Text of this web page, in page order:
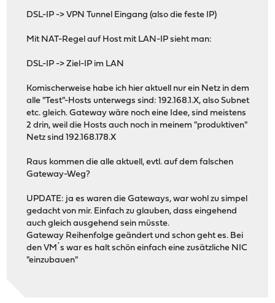
DSL-IP -> VPN Tunnel Eingang (also die feste IP)
Mit NAT-Regel auf Host mit LAN-IP sieht man:
DSL-IP -> Ziel-IP im LAN
Komischerweise habe ich hier aktuell nur ein Netz in dem
alle "Test"-Hosts unterwegs sind: 192.168.1.X, also Subnet
etc. gleich. Gateway wäre noch eine Idee, sind meistens
2 drin, weil die Hosts auch noch in meinem "produktiven"
Netz sind 192.168.178.X
Raus kommen die alle aktuell, evtl. auf dem falschen
Gateway-Weg?
UPDATE: ja es waren die Gateways, war wohl zu simpel
gedacht von mir. Einfach zu glauben, dass eingehend
auch gleich ausgehend sein müsste.
Gateway Reihenfolge geändert und schon geht es. Bei
den VM´s war es halt schön einfach eine zusätzliche NIC
"einzubauen"